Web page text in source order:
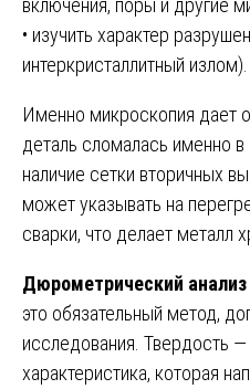
включения, поры и другие
• изучить характер
интеркристаллитный излом).
Именно микроскопия дает
деталь сломалась именно
наличие сетки вторичных
может указывать на
сварки, что делает металл
Дюрометрический
это обязательный метод,
исследования. Твердость —
характеристика, которая